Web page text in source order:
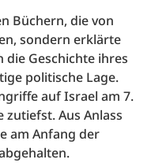
Büchern, die von
sondern erklärte
die Geschichte ihres
politische Lage.
auf Israel am 7.
Aus Anlass
am Anfang der